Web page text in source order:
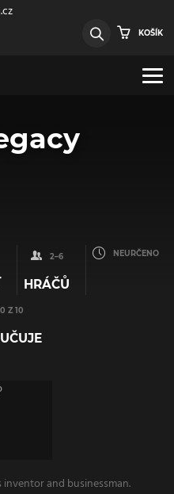
KOŠÍK
2–6
HRÁČŮ
NEURČENO
Z 10
and businessman.